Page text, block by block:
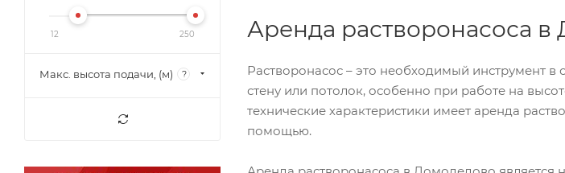
Аренда растворонасоса
Растворонасос – это необходимый инструмент в
стену или потолок, особенно при работе на
технические характеристики имеет аренда
помощью.
12 250
Макс. высота подачи, (м) ?